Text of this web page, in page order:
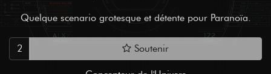
Quelque scenario grotesque et détente pour Paranoïa.
2 Soutenir